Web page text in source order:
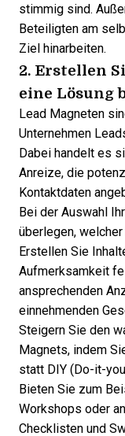
stimmig sind.
Beteiligten am
Ziel hinarbeiten.
2. Erstellen
eine Lösung
Lead Magneten
Unternehmen
Dabei handelt es
Anreize, die
Kontaktdaten
Bei der Auswahl
überlegen,
Erstellen Sie
Aufmerksamkeit
ansprechenden
einnehmenden
Steigern Sie den
Magnets, indem
statt DIY (Do-it-
Bieten Sie zum
Workshops oder
Checklisten und